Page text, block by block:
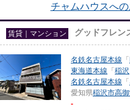
チャムハウスへ
賃貸｜マンション グッドフレン
名鉄名古屋本線 「
東海道本線 「 稲沢
名鉄名古屋本線 「
愛知県稲沢市高
-